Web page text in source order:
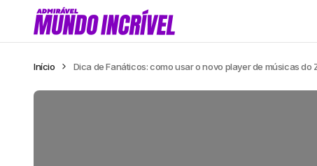
Início Dica de Fanáticos: como usar o novo player de músicas do